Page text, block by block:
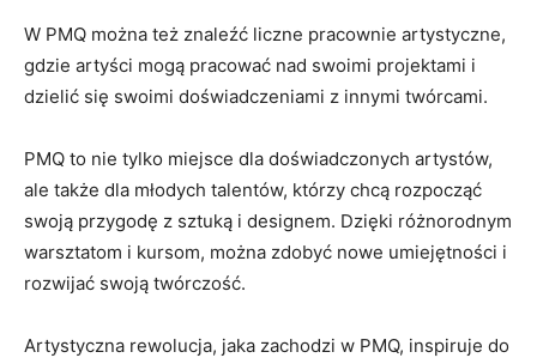
W PMQ można też znaleźć liczne pracownie artystyczne,
⁤gdzie artyści mogą pracować nad swoimi projektami‌ i
dzielić się ‍swoimi ‌doświadczeniami z innymi twórcami.
PMQ to ‌nie tylko miejsce dla doświadczonych artystów,
ale także dla młodych talentów, którzy chcą rozpocząć
swoją przygodę z sztuką ​i⁣ designem. Dzięki różnorodnym
warsztatom i⁣ kursom, można zdobyć nowe umiejętności i
rozwijać swoją ​twórczość.
Artystyczna rewolucja, jaka zachodzi w⁢ PMQ,​ inspiruje do